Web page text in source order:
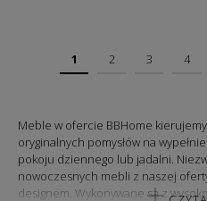
1 2 3 4
Meble w ofercie BBHome
oryginalnych pomysłów na
pokoju dziennego lub jadalni.
nowoczesnych mebli z naszej
designem. Wykonywane są z